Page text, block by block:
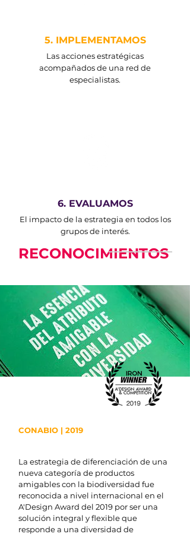
5. IMPLEMENTAMOS
Las acciones estratégicas
acompañados de una red de
especialistas.
6. EVALUAMOS
El impacto de la estrategia en todos los
grupos de interés.
RECONOCIMIENTOS
CONABIO | 2019
La estrategia de diferenciación de una
nueva categoría de productos
amigables con la biodiversidad fue
reconocida a nivel internacional en el
A'Design Award del 2019 por ser una
solución integral y flexible que
responde a una diversidad de